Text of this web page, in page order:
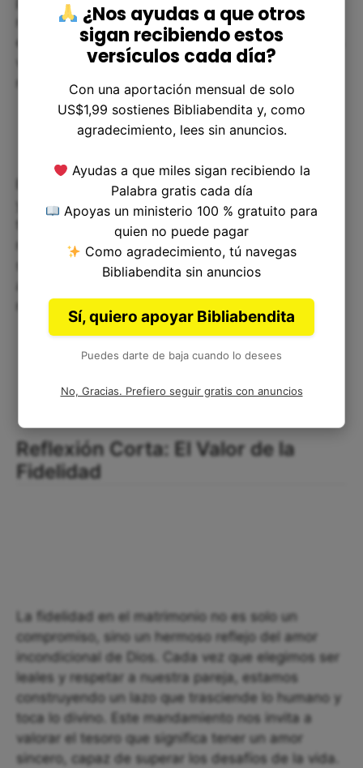
reflexionar sobre la importancia de cumplir con
este mandamiento e intentar aplicarlo en nuestras
vidas, fortaleciendo así nuestras relaciones y
nuestra imagen como cristianos.
Esperamos que este artículo haya sido de ayuda,
y que pueda servir como guía para aquellos que
tienen dudas o inquietudes acerca del
mandamiento de no cometer adulterio. Recuerda
siempre poner en práctica lo que Dios nos enseña
más plena y en armonía con su voluntad.
Reflexión Corta: El Valor de la
Fidelidad
La fidelidad en el matrimonio no es solo un
compromiso, sino un hermoso reflejo del amor
incondicional de Dios. Cada vez que elegimos ser
leales y respetar a nuestra pareja, estamos
construyendo un lazo que trasciende lo humano y
toca lo divino. Este mandamiento nos invita a
valorar el tesoro que significa tener un amor
sincero, capaz de superar los desafíos de la vida.
¿Nos ayudas a que otros
sigan recibiendo estos
versículos cada día?
Con una aportación mensual de solo
US$1,99 sostienes Bibliabendita y, como
agradecimiento, lees sin anuncios.
Ayudas a que miles sigan recibiendo la
Palabra gratis cada día
Apoyas un ministerio 100 % gratuito para
quien no puede pagar
Como agradecimiento, tú navegas
Bibliabendita sin anuncios
Sí, quiero apoyar Bibliabendita
Puedes darte de baja cuando lo desees
No, Gracias. Prefiero seguir gratis con anuncios